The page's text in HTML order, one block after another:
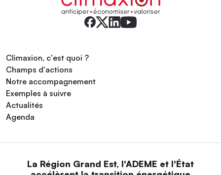
Climaxion, c'est quoi ?
Champs d'actions
Notre accompagnement
Exemples à suivre
Actualités
Agenda
La Région Grand Est, l'ADEME et l'État